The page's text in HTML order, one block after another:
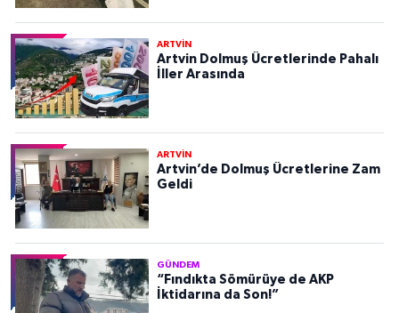
ARTVİN
Artvin Dolmuş Ücretlerinde Pahalı
İller Arasında
ARTVİN
Artvin’de Dolmuş Ücretlerine Zam
Geldi
GÜNDEM
“Fındıkta Sömürüye de AKP
İktidarına da Son!”